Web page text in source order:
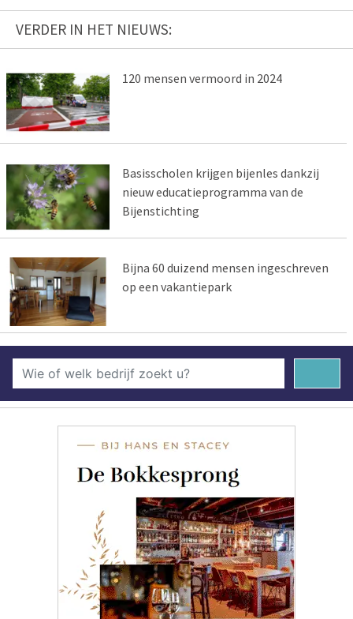
VERDER IN HET NIEUWS:
120 mensen vermoord in 2024
Basisscholen krijgen bijenles dankzij
nieuw educatieprogramma van de
Bijenstichting
Bijna 60 duizend mensen ingeschreven
op een vakantiepark